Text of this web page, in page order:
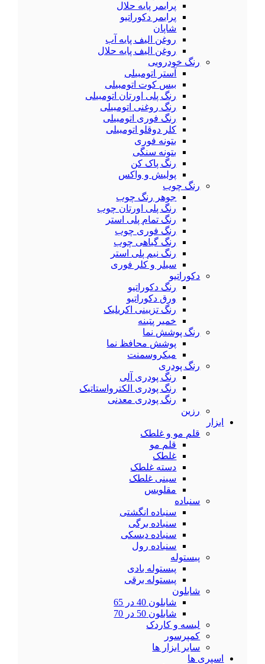
پرایمر پایه حلال
پرایمر دکوراتیو
شاپان
روغن الیف پایه آب
روغن الیف پایه حلال
رنگ خودرویی
آستر اتومبیلی
بیس کوت اتومبیلی
رنگ پلی اورتان اتومبیلی
رنگ روغنی اتومبیلی
رنگ فوری اتومبیلی
کلر دوقلو اتومبیلی
بتونه فوری
بتونه سنگی
رنگ پاک کن
پولیش و واکس
رنگ چوب
جوهر رنگ چوب
رنگ پلی اورتان چوب
رنگ تمام پلی استر
رنگ فوری چوب
رنگ گیاهی چوب
رنگ نیم پلی استر
سیلر و کلر فوری
دکوراتیو
رنگ دکوراتیو
ورق دکوراتیو
رنگ تزیینی اکریلیک
خمیر پتینه
رنگ پوشش نما
پوشش محافظ نما
میکروسمنت
رنگ پودری
رنگ پودری آلی
رنگ پودری الکترواستاتیک
رنگ پودری معدنی
رزین
ابزار
قلم مو و غلطک
قلم مو
غلطک
دسته غلطک
سینی غلطک
مقلویس
سنباده
سنباده انگشتی
سنباده برگی
سنباده دیسکی
سنباده رول
پیستوله
پیستوله بادی
پیستوله برقی
شابلون
شابلون 40 در 65
شابلون 50 در 70
لیسه و کاردک
کمپرسور
سایر ابزار ها
اسپری ها